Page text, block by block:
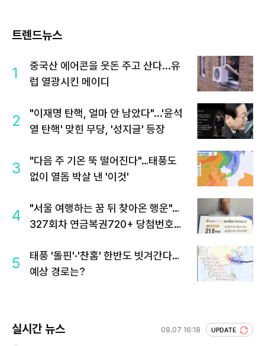
트렌드뉴스
1
중국산 에어콘을 웃돈 주고 산다...유
럽 열광시킨 메이디
2
"이재명 탄핵, 얼마 안 남았다"...'윤석
열 탄핵' 맞힌 무당, '성지글' 등장
3
"다음 주 기온 뚝 떨어진다"…태풍도
없이 열돔 박살 낸 '이것'
4
"서울 여행하는 꿈 뒤 찾아온 행운"…
327회차 연금복권720+ 당첨번호조
5
태풍 '돌핀'·'찬홈' 한반도 빗겨간다…
예상 경로는?
실시간 뉴스 08.07 16:18 UPDATE